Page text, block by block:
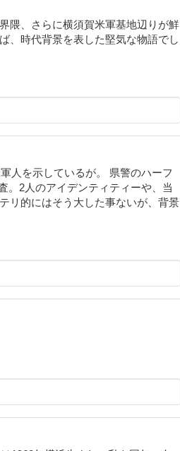
隈、さらに横須賀米軍基地辺りが鮮
、時代背景を表した堅気な物語でし
人を示しているが。 県警のハーフ
。2人のアイデンティティーや、当
リ的にはそう大した事ないが、背景